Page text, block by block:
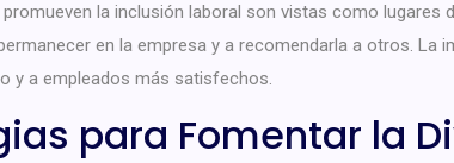
la inclusión laboral son vistas como
en la empresa y a recomendarla a otros. La
y a empleados más satisfechos.
para Fomentar la